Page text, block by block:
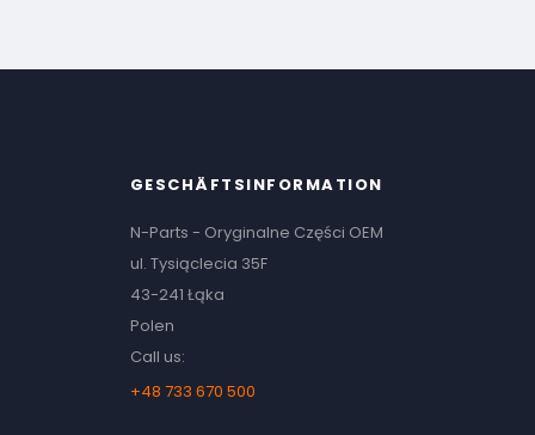
GESCHÄFTSINFORMATION
N-Parts - Oryginalne Części OEM
ul. Tysiąclecia 35F
43-241 Łąka
Polen
Call us:
+48 733 670 500